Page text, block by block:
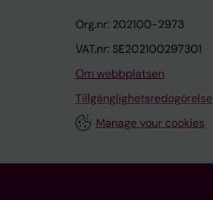
Org.nr: 202100-2973
VAT.nr: SE202100297301
Om webbplatsen
Tillgänglighetsredogörelse
Manage your cookies